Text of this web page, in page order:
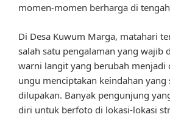
momen-momen berharga di
Di Desa Kuwum Marga, matahari
salah satu pengalaman yang wajib
warni langit yang berubah menjadi
ungu menciptakan keindahan
dilupakan. Banyak pengunjung
diri untuk berfoto di lokasi-lokasi